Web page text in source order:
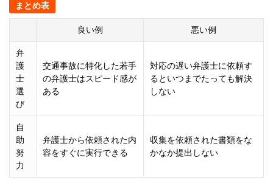
まとめ表
良い例 悪い例
弁
護
士
選
び
交通事故に特化した若手
の弁護士はスピード感が
ある
対応の遅い弁護士に依頼す
るといつまでたっても解決
しない
自
助
努
力
弁護士から依頼された内
容をすぐに実行できる
収集を依頼された書類をな
かなか提出しない